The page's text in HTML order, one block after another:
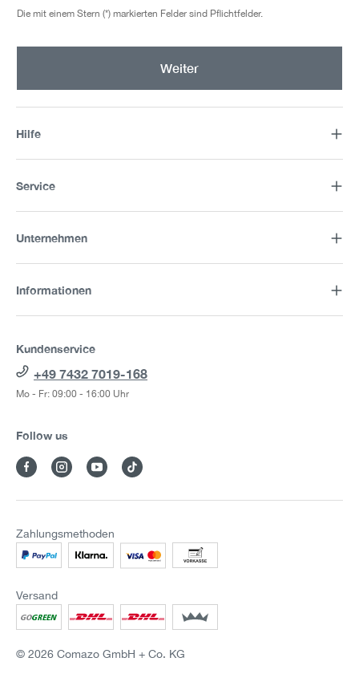
Die mit einem Stern (*) markierten Felder sind Pflichtfelder.
Weiter
Hilfe
Service
Unternehmen
Informationen
Kundenservice
+49 7432 7019-168
Mo - Fr: 09:00 - 16:00 Uhr
Follow us
Zahlungsmethoden
Versand
© 2026 Comazo GmbH + Co. KG